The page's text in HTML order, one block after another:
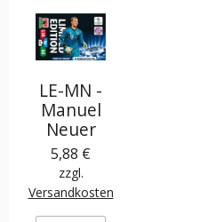
LE-MN -
Manuel
Neuer
5,88 €
zzgl.
Versandkosten